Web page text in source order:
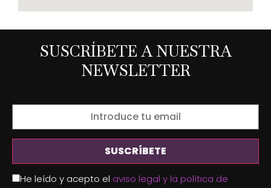
SUSCRÍBETE A NUESTRA
NEWSLETTER
He leído y acepto el aviso legal y la política de